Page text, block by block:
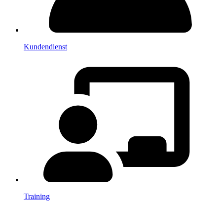
Kundendienst
Training